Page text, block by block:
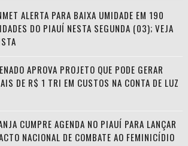
ALERTA PARA BAIXA UMIDADE EM 190
DO PIAUÍ NESTA SEGUNDA (03); VEJA
APROVA PROJETO QUE PODE GERAR
DE R$ 1 TRI EM CUSTOS NA CONTA DE LUZ
CUMPRE AGENDA NO PIAUÍ PARA LANÇAR
NACIONAL DE COMBATE AO FEMINICÍDIO